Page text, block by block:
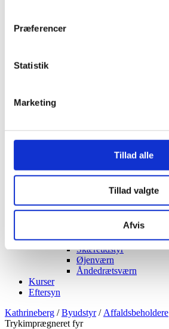
Præferencer
Statistik
Marketing
Tillad alle
Tillad valgte
Afvis
Værktøj
Grensaks
Lygter
Opsamlere
Snerydning
Teleskopværktøj
Beskyttelsesdragter
Høreværn
Skæreudstyr
Øjenværn
Åndedrætsværn
Kurser
Eftersyn
Kathrineberg /Byudstyr/ Affaldsbeholdere
Trykimprægneret fyr